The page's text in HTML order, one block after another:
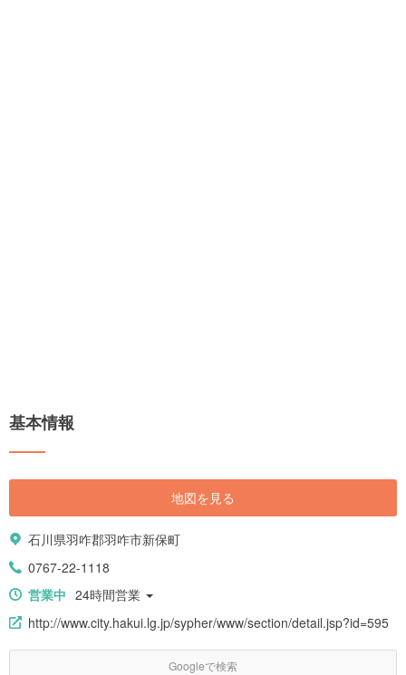
基本情報
地図を見る
石川県羽咋郡羽咋市新保町
0767-22-1118
営業中 24時間営業
http://www.city.hakui.lg.jp/sypher/www/section/detail.jsp?id=595
Googleで検索